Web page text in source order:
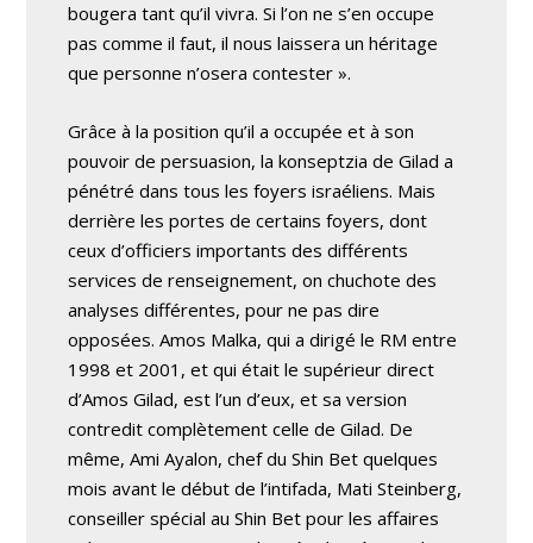
bougera tant qu’il vivra. Si l’on ne s’en occupe
pas comme il faut, il nous laissera un héritage
que personne n’osera contester ».
Grâce à la position qu’il a occupée et à son
pouvoir de persuasion, la konseptzia de Gilad a
pénétré dans tous les foyers israéliens. Mais
derrière les portes de certains foyers, dont
ceux d’officiers importants des différents
services de renseignement, on chuchote des
analyses différentes, pour ne pas dire
opposées. Amos Malka, qui a dirigé le RM entre
1998 et 2001, et qui était le supérieur direct
d’Amos Gilad, est l’un d’eux, et sa version
contredit complètement celle de Gilad. De
même, Ami Ayalon, chef du Shin Bet quelques
mois avant le début de l’intifada, Mati Steinberg,
conseiller spécial au Shin Bet pour les affaires